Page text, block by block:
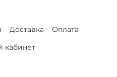
Доставка
Оплата
кабинет